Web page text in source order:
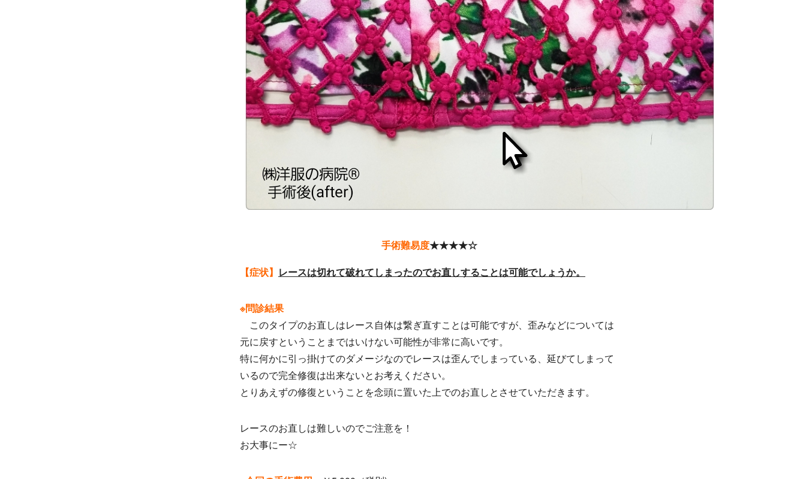
手術難易度★★★★☆
【症状】 レースは切れて破れてしまったのでお直しすることは可能でしょうか。
※問診結果
このタイプのお直しはレース自体は繋ぎ直すことは可能ですが、歪みなどについては
元に戻すということまではいけない可能性が非常に高いです。
特に何かに引っ掛けてのダメージなのでレースは歪んでしまっている、延びてしまって
いるので完全修復は出来ないとお考えください。
とりあえずの修復ということを念頭に置いた上でのお直しとさせていただきます。
レースのお直しは難しいのでご注意を！
お大事にー☆